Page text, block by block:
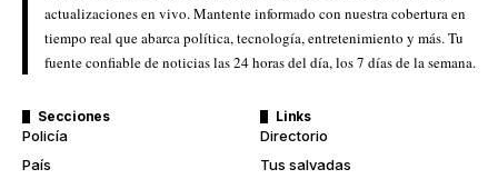
actualizaciones en vivo. Mantente informado con nuestra cobertura en
tiempo real que abarca política, tecnología, entretenimiento y más. Tu
fuente confiable de noticias las 24 horas del día, los 7 días de la semana.
Secciones
Policía
País
Links
Directorio
Tus salvadas